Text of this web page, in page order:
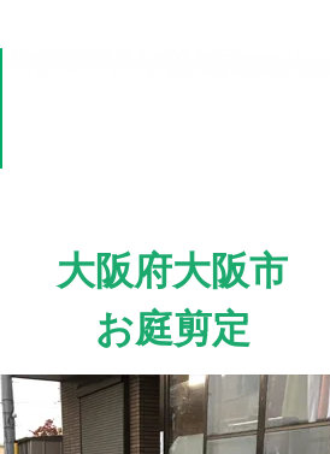
大阪府大阪市
お庭剪定